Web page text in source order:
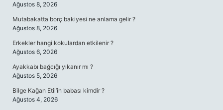
Ağustos 8, 2026
Mutabakatta borç bakiyesi ne anlama gelir ?
Ağustos 8, 2026
Erkekler hangi kokulardan etkilenir ?
Ağustos 6, 2026
Ayakkabı bağcığı yıkanır mı ?
Ağustos 5, 2026
Bilge Kağan Etil’in babası kimdir ?
Ağustos 4, 2026